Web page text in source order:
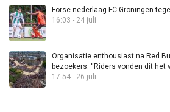
Forse nederlaag FC Groningen
16:03 - 24 juli
Organisatie enthousiast na Red
bezoekers: “Riders vonden dit het
17:54 - 26 juli